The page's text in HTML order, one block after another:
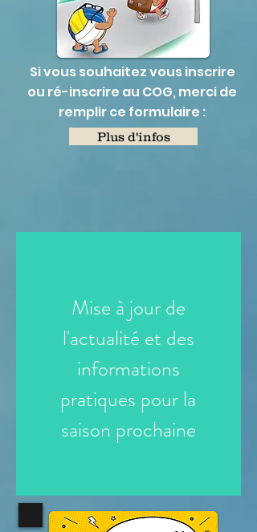
Si vous souhaitez vous inscrire
ou ré-inscrire au COG, merci de
remplir ce formulaire :
Plus d'infos
Mise à jour de
l'actualité et des
informations
pratiques pour la
saison prochaine